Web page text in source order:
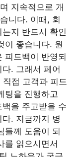
지속적으로 개
니다. 이때, 회
지 반드시 확인
이 좋습니다. 원
피드백이 반영되
. 그래서 페어
접 고객과 피드
팅을 진행하고
을 주고받을 수
. 지금까지 병
들께 도움이 되
를 읽으시면서